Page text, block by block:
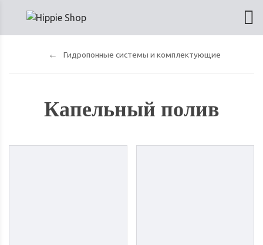
Гидропонные системы и комплектующие
Капельный полив